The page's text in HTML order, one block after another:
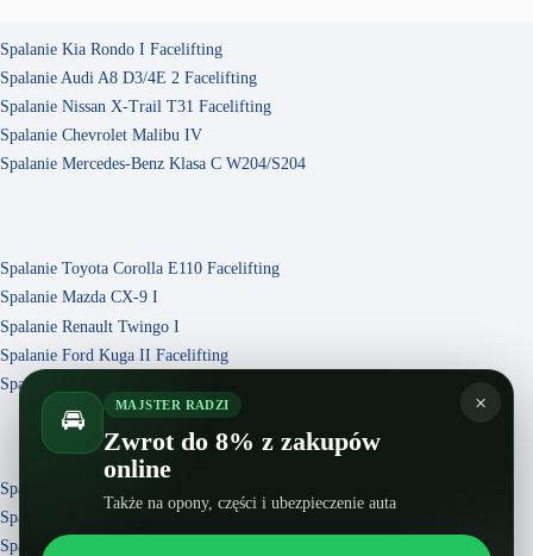
Spalanie Kia Rondo I Facelifting
Spalanie Audi A8 D3/4E 2 Facelifting
Spalanie Nissan X-Trail T31 Facelifting
Spalanie Chevrolet Malibu IV
Spalanie Mercedes-Benz Klasa C W204/S204
Spalanie Toyota Corolla E110 Facelifting
Spalanie Mazda CX-9 I
Spalanie Renault Twingo I
Spalanie Ford Kuga II Facelifting
Spalanie Hyundai Getz I Facelifting
Spalanie Volvo XC90 II
Spalanie Renault 12 I Facelifting
Spalanie Toyota Camry Solara XV30 Facelifting
×
🚘 MAJSTER RADZI
Zwrot do 8% z zakupów
online
Także na opony, części i ubezpieczenie auta